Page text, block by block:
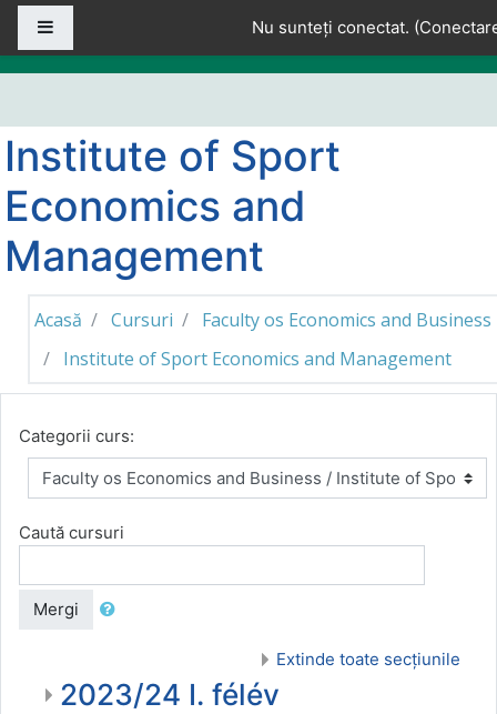
Sari la conţinutul principal
Nu sunteți conectat. (
Institute of Sport
Economics and
Management
Acasă Cursuri
Faculty os Economics and Business
Institute of Sport Economics and Management
Categorii curs:
Caută cursuri
Mergi
Extinde toate secțiunile
2023/24 I. félév